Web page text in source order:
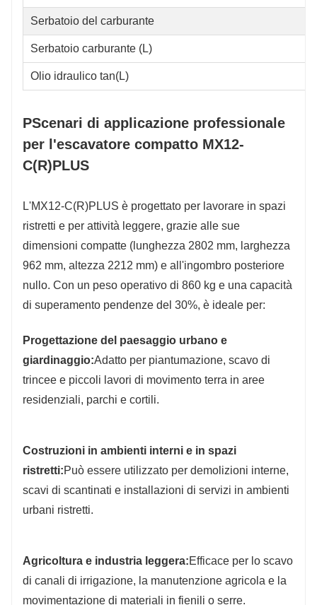
Serbatoio del carburante
Serbatoio carburante (L)
Olio idraulico tan(L)
PScenari di applicazione professionale
per l'escavatore compatto MX12-
C(R)PLUS
L'MX12-C(R)PLUS è progettato per lavorare in spazi
ristretti e per attività leggere, grazie alle sue
dimensioni compatte (lunghezza 2802 mm, larghezza
962 mm, altezza 2212 mm) e all'ingombro posteriore
nullo. Con un peso operativo di 860 kg e una capacità
di superamento pendenze del 30%, è ideale per:
Progettazione del paesaggio urbano e
giardinaggio:Adatto per piantumazione, scavo di
trincee e piccoli lavori di movimento terra in aree
residenziali, parchi e cortili.
Costruzioni in ambienti interni e in spazi
ristretti:Può essere utilizzato per demolizioni interne,
scavi di scantinati e installazioni di servizi in ambienti
urbani ristretti.
Agricoltura e industria leggera:Efficace per lo scavo
di canali di irrigazione, la manutenzione agricola e la
movimentazione di materiali in fienili o serre.